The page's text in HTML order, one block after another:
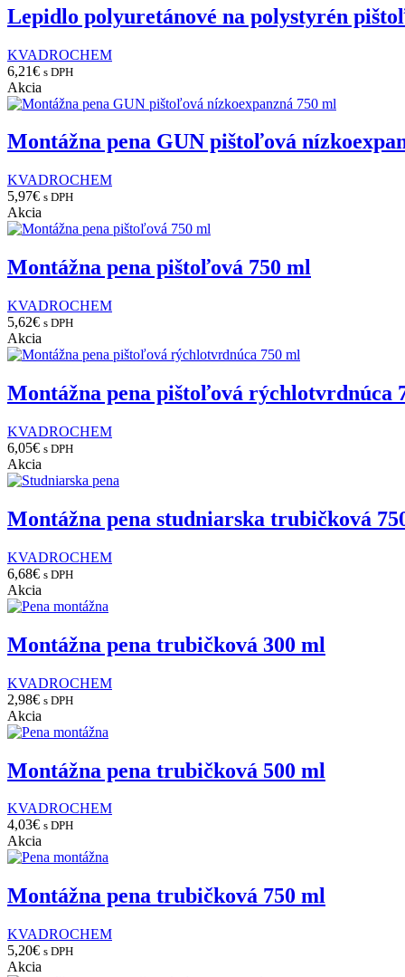
Lepidlo polyuretánové na polystyrén
KVADROCHEM
6,21€ s DPH
Akcia
Montážna pena GUN pištoľová
KVADROCHEM
5,97€ s DPH
Akcia
Montážna pena pištoľová 750 ml
KVADROCHEM
5,62€ s DPH
Akcia
Montážna pena pištoľová rýchlotvrdnúca
KVADROCHEM
6,05€ s DPH
Akcia
Montážna pena studniarska trubičková
KVADROCHEM
6,68€ s DPH
Akcia
Montážna pena trubičková 300 ml
KVADROCHEM
2,98€ s DPH
Akcia
Montážna pena trubičková 500 ml
KVADROCHEM
4,03€ s DPH
Akcia
Montážna pena trubičková 750 ml
KVADROCHEM
5,20€ s DPH
Akcia